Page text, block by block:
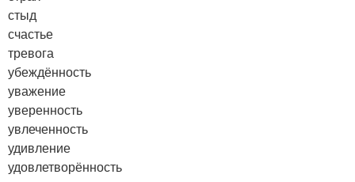
стыд
счастье
тревога
убеждённость
уважение
уверенность
увлеченность
удивление
удовлетворённость